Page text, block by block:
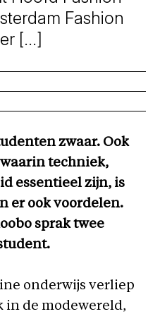
Fashion
[…]
zwaar. Ook
techniek,
essentieel zijn, is
er ook voordelen.
sprak twee
onderwijs verliep
de modewereld,